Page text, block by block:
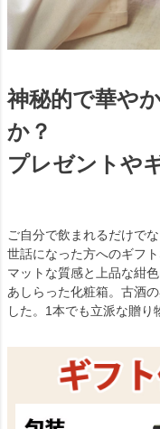
神秘的で華や
か？
プレゼントや
ご自分で飲まれるだけで
世話になった方へのギフ
マットな質感と上品な紺
あしらった化粧箱。古酒
した。1本でも立派な贈り